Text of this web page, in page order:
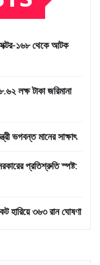
১৬৮ থেকে আটক
লক্ষ টাকা জরিমানা
ভগবন্ত মানের সাক্ষাৎ
প্রতিশ্রুতি স্পষ্ট:
হারিয়ে ৩৬৩ রান ঘোষণা